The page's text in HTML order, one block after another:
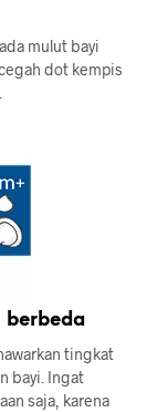
mulut bayi
dot kempis
berbeda
tingkat
bayi. Ingat
saja, karena